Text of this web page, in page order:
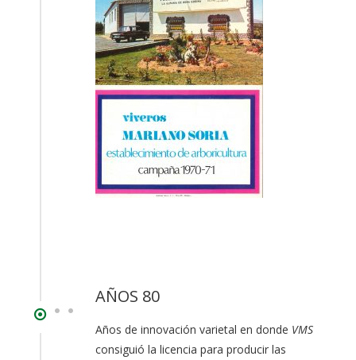
AÑOS 80
Años de innovación varietal en donde VMS
consiguió la licencia para producir las